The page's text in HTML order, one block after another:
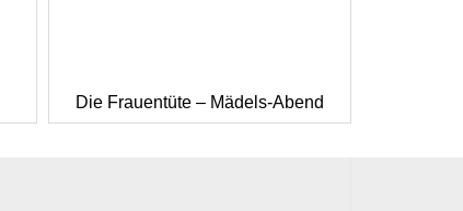
Die Frauentüte – Mädels-Abend